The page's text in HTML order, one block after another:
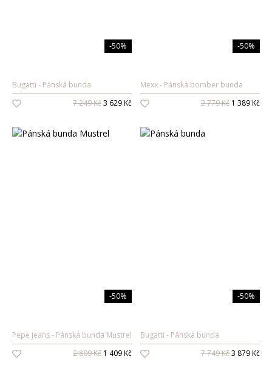
-50%
Bugatti
Pánská bunda
7 249 Kč3 629 Kč
-50%
Mexx
Pánská bomber bunda
2 779 Kč 1 389 Kč
-50%
Pepe Jeans
Pánská bunda Mustrel
2 809 Kč 1 409 Kč
-50%
Bugatti
Pánská bunda
7 749 Kč3 879 Kč